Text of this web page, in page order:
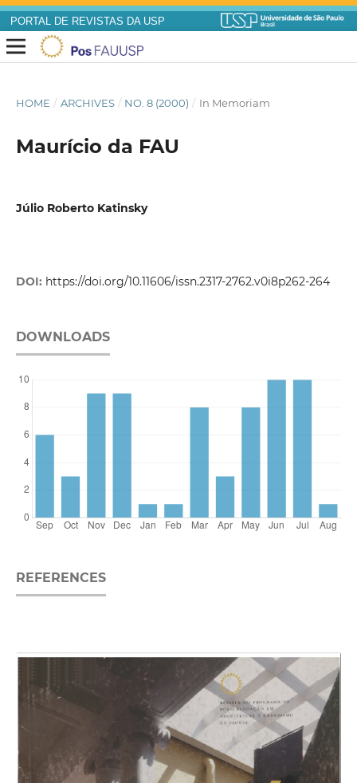
PORTAL DE REVISTAS DA USP
HOME / ARCHIVES / NO. 8 (2000) / In Memoriam
Maurício da FAU
Júlio Roberto Katinsky
DOI: https://doi.org/10.11606/issn.2317-2762.v0i8p262-264
DOWNLOADS
REFERENCES